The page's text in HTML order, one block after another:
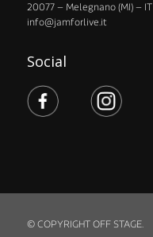
20077 – Melegnano (MI) – IT
info@jamforlive.it
Social
© COPYRIGHT OFF STAGE.